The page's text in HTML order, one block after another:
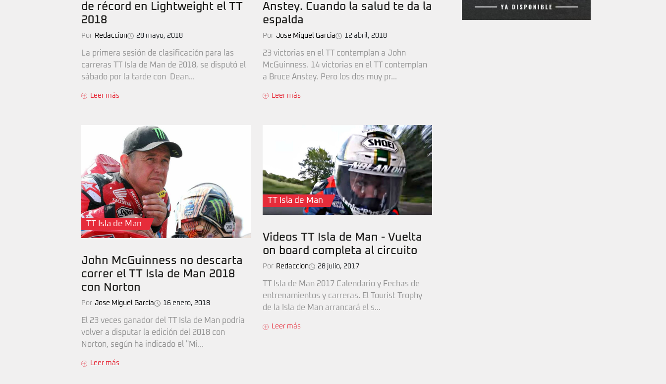
de récord en Lightweight el TT
2018
Por Redaccion 28 mayo, 2018
La primera sesión de clasificación para las
carreras TT Isla de Man de 2018, se disputó el
sábado por la tarde con Dean...
Leer más
Anstey. Cuando la salud te da la
espalda
Por Jose Miguel Garcia 12 abril, 2018
23 victorias en el TT contemplan a John
McGuinness. 14 victorias en el TT contemplan
a Bruce Anstey. Pero los dos muy pr...
Leer más
TT Isla de Man
John McGuinness no descarta
correr el TT Isla de Man 2018
con Norton
Por Jose Miguel Garcia 16 enero, 2018
El 23 veces ganador del TT Isla de Man podría
volver a disputar la edición del 2018 con
Norton, según ha indicado el "Mi...
Leer más
TT Isla de Man
Videos TT Isla de Man - Vuelta
on board completa al circuito
Por Redaccion 28 julio, 2017
TT Isla de Man 2017 Calendario y Fechas de
entrenamientos y carreras. El Tourist Trophy
de la Isla de Man arrancará el s...
Leer más